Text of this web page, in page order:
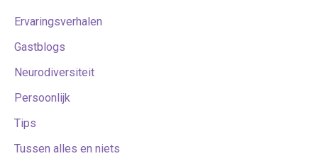
Ervaringsverhalen
Gastblogs
Neurodiversiteit
Persoonlijk
Tips
Tussen alles en niets